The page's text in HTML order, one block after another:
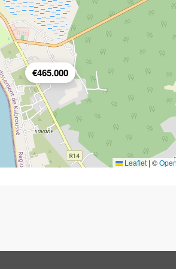
€465.000
Leaflet | ©